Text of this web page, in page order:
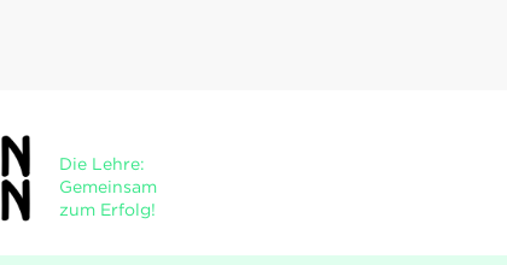
Die Lehre:
Gemeinsam
zum Erfolg!